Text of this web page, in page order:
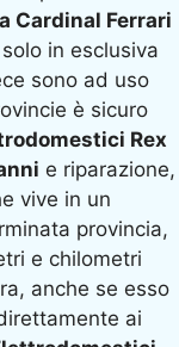
Cardinal Ferrari
in esclusiva
sono ad uso
è sicuro
Rex
e riparazione,
vive in un
provincia,
e chilometri
anche se esso
ai